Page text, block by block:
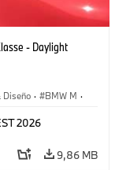
- Daylight
Diseño · BMW M ·
2026
9,86 MB